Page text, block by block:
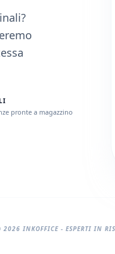
pronte a magazzino
2026 INKOFFICE - ESPERTI IN